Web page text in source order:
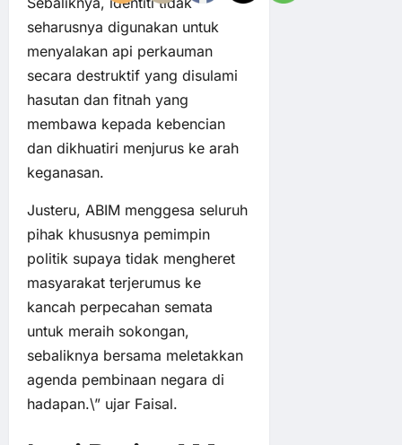
seharusnya digunakan untuk
menyalakan api perkauman
secara destruktif yang disulami
hasutan dan fitnah yang
membawa kepada kebencian
dan dikhuatiri menjurus ke arah
keganasan.
Justeru, ABIM menggesa seluruh
pihak khususnya pemimpin
politik supaya tidak mengheret
masyarakat terjerumus ke
kancah perpecahan semata
untuk meraih sokongan,
sebaliknya bersama meletakkan
agenda pembinaan negara di
hadapan.\” ujar Faisal.